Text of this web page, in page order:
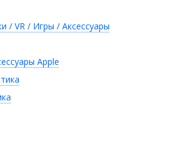
/ VR / Игры / Аксессуары
Apple